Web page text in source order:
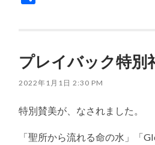
プレイバック特
2022年1月1日 2:30 PM
特別賛美が、なされました。
「聖所から流れる命の水」「